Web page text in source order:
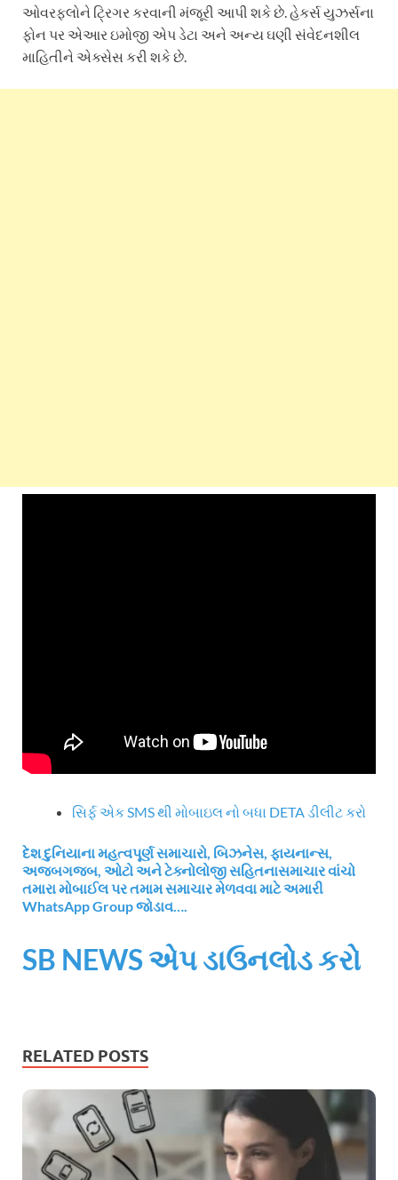
ઓવરફ્લોને ટ્રિગર કરવાની મંજૂરી આપી શકે છે. હેકર્સ યુઝર્સના
ફોન પર એઆર ઇમોજી એપ ડેટા અને અન્ય ઘણી સંવેદનશીલ
માહિતીને એક્સેસ કરી શકે છે.
સિર્ફ એક SMS થી મોબાઇલ નો બધા DETA ડીલીટ કરો
દેશ દુનિયાના મહત્વપૂર્ણ સમાચારો, બિઝનેસ, ફાયનાન્સ,
અજબગજબ, ઓટો અને ટેક્નોલોજી સહિતનાસમાચાર વાંચો
તમારા મોબાઈલ પર તમામ સમાચાર મેળવવા માટે અમારી
WhatsApp Group જોડાવ….
SB NEWS એપ ડાઉનલોડ કરો
RELATED POSTS